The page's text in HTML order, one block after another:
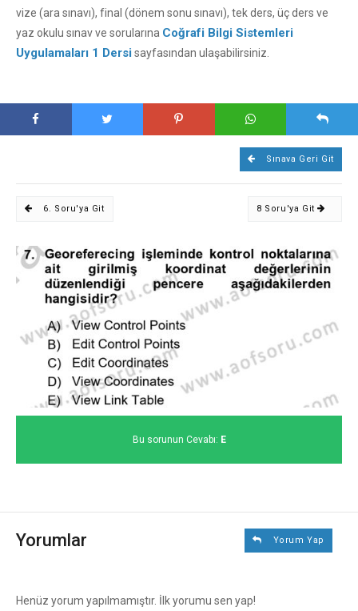
vize (ara sınavı), final (dönem sonu sınavı), tek ders, üç ders ve
yaz okulu sınav ve sorularına Coğrafi Bilgi Sistemleri
Uygulamaları 1 Dersisayfasından ulaşabilirsiniz.
Sınava Geri Git
6. Soru'ya Git 8 Soru'ya Git
Bu sorunun Cevabı: E
Yorumlar Yorum Yap
Henüz yorum yapılmamıştır. İlk yorumu sen yap!